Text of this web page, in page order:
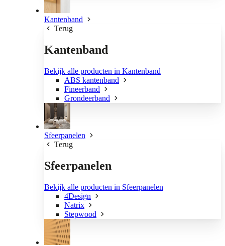
Kantenband
Terug
Kantenband
Bekijk alle producten in Kantenband
ABS kantenband
Fineerband
Grondeerband
Sfeerpanelen
Terug
Sfeerpanelen
Bekijk alle producten in Sfeerpanelen
4Design
Natrix
Stepwood